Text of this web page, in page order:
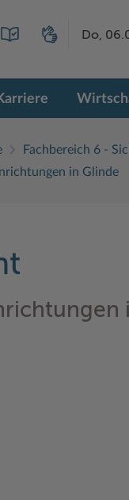
Do,
Fachbereich 6 -
in Glinde